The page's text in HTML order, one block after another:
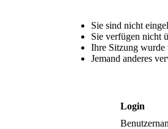
Sie sind nicht
Sie verfügen nicht
Ihre Sitzung wurde
Jemand anderes
Login